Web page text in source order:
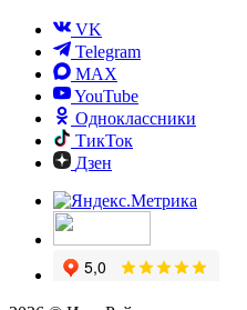
VK
Telegram
MAX
YouTube
Одноклассники
ТикТок
Дзен